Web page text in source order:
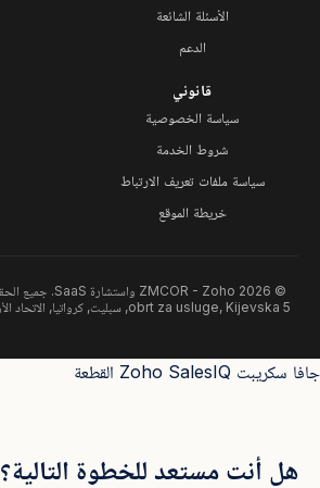
الأسئلة الشائعة
الدعم
قانوني
سياسة الخصوصية
شروط الخدمة
سياسة ملفات تعريف الارتباط
خريطة الموقع
obrt za usluge, Kijevska 5, سبليت, كرواتيا, الاتحاد الأوروبي, MBS 98472739
جافا سكريبت Zoho SalesIQ القطعة
هل أنت مستعد للخطوة التالية؟